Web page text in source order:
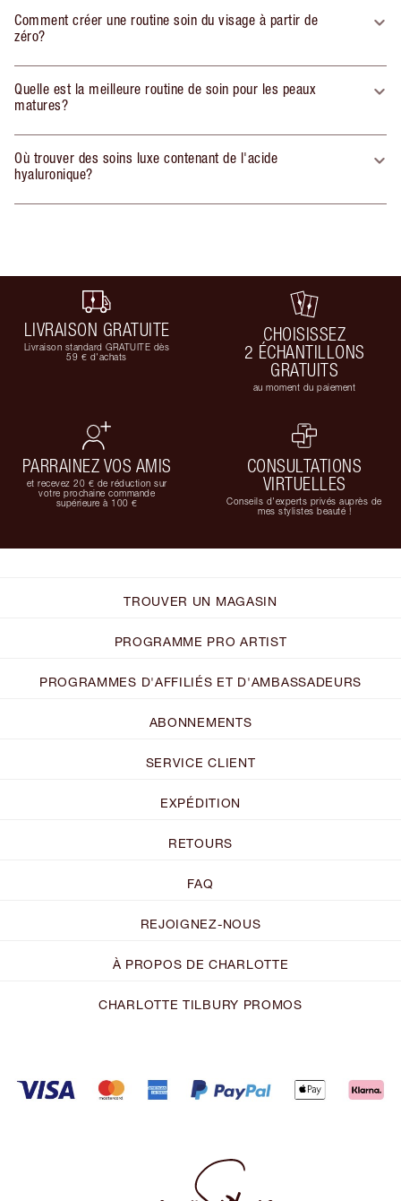
Comment créer une routine soin du visage à partir de
zéro?
Quelle est la meilleure routine de soin pour les peaux
matures?
Où trouver des soins luxe contenant de l'acide
hyaluronique?
LIVRAISON GRATUITE
Livraison standard GRATUITE dès
59 € d'achats
CHOISISSEZ
2 ÉCHANTILLONS
GRATUITS
au moment du paiement
PARRAINEZ VOS AMIS
et recevez 20 € de réduction sur
votre prochaine commande
supérieure à 100 €
CONSULTATIONS
VIRTUELLES
Conseils d'experts privés auprès de
mes stylistes beauté !
TROUVER UN MAGASIN
PROGRAMME PRO ARTIST
PROGRAMMES D'AFFILIÉS ET D'AMBASSADEURS
ABONNEMENTS
SERVICE CLIENT
EXPÉDITION
RETOURS
FAQ
REJOIGNEZ-NOUS
À PROPOS DE CHARLOTTE
CHARLOTTE TILBURY PROMOS